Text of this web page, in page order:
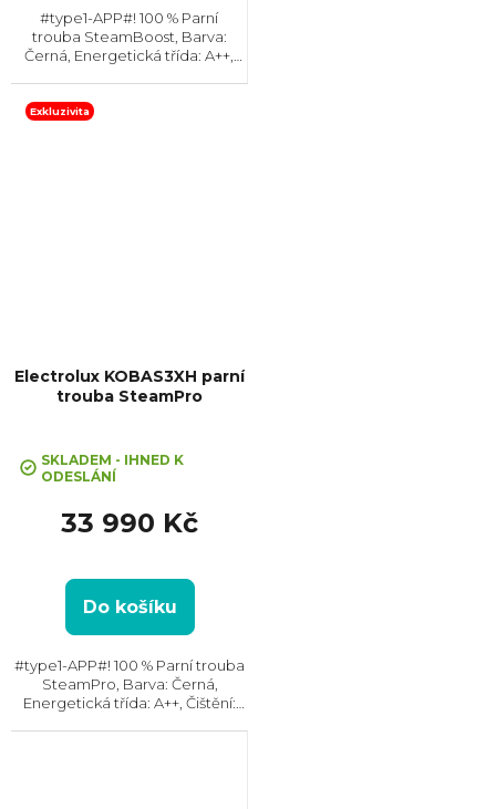
#type1-APP#! 100 % Parní
trouba SteamBoost, Barva:
Černá, Energetická třída: A++,
Rozměry (VxŠxH):594x595x567
Exkluzivita
Electrolux KOBAS3XH parní
trouba SteamPro
SKLADEM - IHNED K
ODESLÁNÍ
33 990 Kč
Do košíku
#type1-APP#! 100 % Parní trouba
SteamPro, Barva: Černá,
Energetická třída: A++, Čištění: